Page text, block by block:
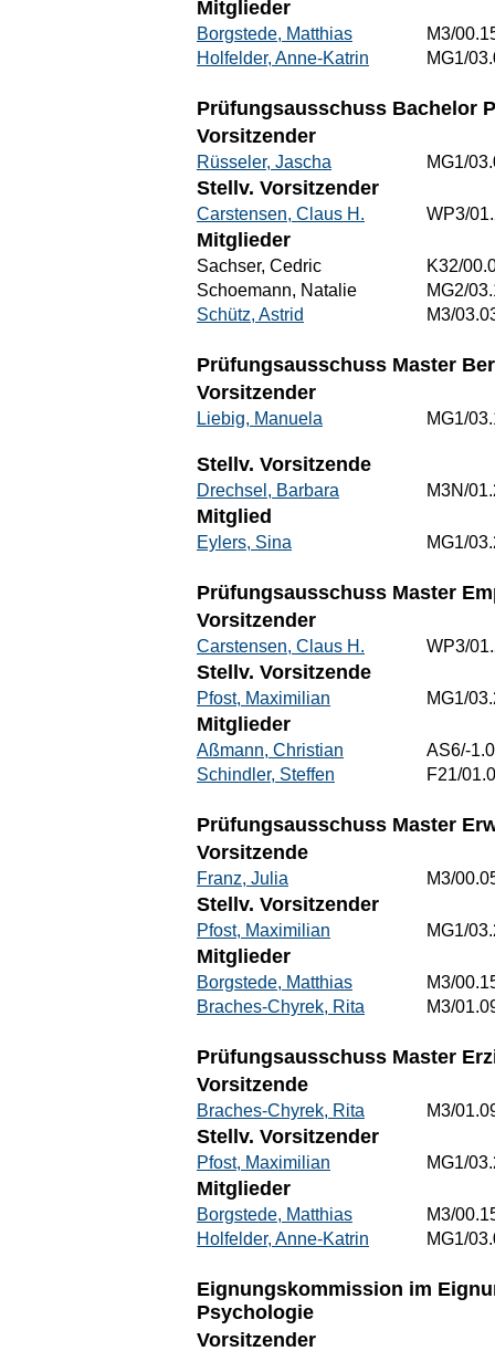
Mitglieder
Borgstede, Matthias
M3/
Holfelder, Anne-Katrin
MG1/
Prüfungsausschuss Bachelor
Vorsitzender
Rüsseler, Jascha MG1/
Stellv. Vorsitzender
Carstensen, Claus H. WP3/
Mitglieder
Sachser, Cedric
K32/
Schoemann, Natalie
MG2/
Schütz, Astrid
M3/
Prüfungsausschuss Master
Vorsitzender
Liebig, Manuela MG1/
Stellv. Vorsitzende
Drechsel, Barbara M3N/
Mitglied
Eylers, Sina MG1/
Prüfungsausschuss Master
Vorsitzender
Carstensen, Claus H. WP3/
Stellv. Vorsitzende
Pfost, Maximilian MG1/
Mitglieder
Aßmann, Christian
AS6/-
Schindler, Steffen
F21/
Prüfungsausschuss Master
Vorsitzende
Franz, Julia M3/
Stellv. Vorsitzender
Pfost, Maximilian MG1/
Mitglieder
Borgstede, Matthias
M3/
Braches-Chyrek, Rita
M3/
Prüfungsausschuss Master
Vorsitzende
Braches-Chyrek, Rita M3/
Stellv. Vorsitzender
Pfost, Maximilian MG1/
Mitglieder
Borgstede, Matthias
M3/
Holfelder, Anne-Katrin
MG1/
Eignungskommission im
Psychologie
Vorsitzender